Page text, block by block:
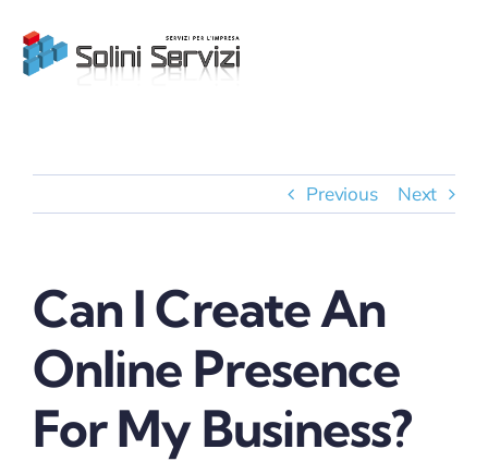
content
Previous Next
Can I Create An
Online Presence
For My Business?